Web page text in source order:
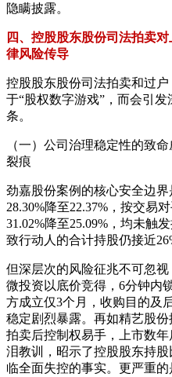
隐瞒披露。
四、控股股东股份司法拍卖
律风险传导
控股股东股份司法拍卖和过
于“股权数字游戏”，而会引
条。
（一）公司治理稳定性的致
裂痕
劲嘉股份案例的核心安全边
28.30%降至22.37%，按交易
31.02%降至25.09%，均未触
致行动人的合计持股仍接近
但深层次的风险征兆不可忽视
微投资以底价竞得，6分钟内
方成立仅3个月，收购目的及
稳定剧烈暴露。再如精艺股份
拍卖后控制权易手，上市数
泪教训，昭示了控股股东持
临全面失控的事实。更严重